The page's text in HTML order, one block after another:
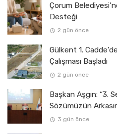
Çorum
Desteği
2 gün önce
Gülkent 1.
Çalışması Başladı
2 gün önce
Başkan Aşgın: “3.
Sözümüzün
3 gün önce